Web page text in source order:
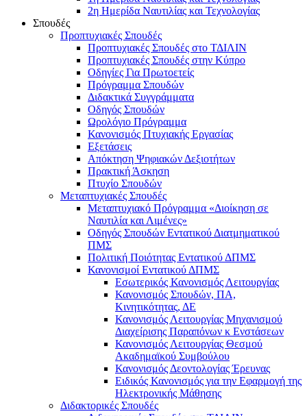
2η Ημερίδα Ναυτιλίας και Τεχνολογίας
Σπουδές
Προπτυχιακές Σπουδές
Προπτυχιακές Σπουδές στο ΤΔΙΛΙΝ
Προπτυχιακές Σπουδές στην Κύπρο
Οδηγίες Για Πρωτοετείς
Πρόγραμμα Σπουδών
Διδακτικά Συγγράμματα
Οδηγός Σπουδών
Ωρολόγιο Πρόγραμμα
Κανονισμός Πτυχιακής Εργασίας
Εξετάσεις
Απόκτηση Ψηφιακών Δεξιοτήτων
Πρακτική Άσκηση
Πτυχίο Σπουδών
Μεταπτυχιακές Σπουδές
Μεταπτυχιακό Πρόγραμμα «Διοίκηση σε
Ναυτιλία και Λιμένες»
Οδηγός Σπουδών Εντατικού Διατμηματικού
ΠΜΣ
Πολιτική Ποιότητας Εντατικού ΔΠΜΣ
Κανονισμοί Εντατικού ΔΠΜΣ
Εσωτερικός Κανονισμός Λειτουργίας
Κανονισμός Σπουδών, ΠΑ,
Κινητικότητας, ΔΕ
Κανονισμός Λειτουργίας Μηχανισμού
Διαχείρισης Παραπόνων κ Ενστάσεων
Κανονισμός Λειτουργίας Θεσμού
Ακαδημαϊκού Συμβούλου
Κανονισμός Δεοντολογίας Έρευνας
Ειδικός Κανονισμός για την Εφαρμογή της
Ηλεκτρονικής Μάθησης
Διδακτορικές Σπουδές